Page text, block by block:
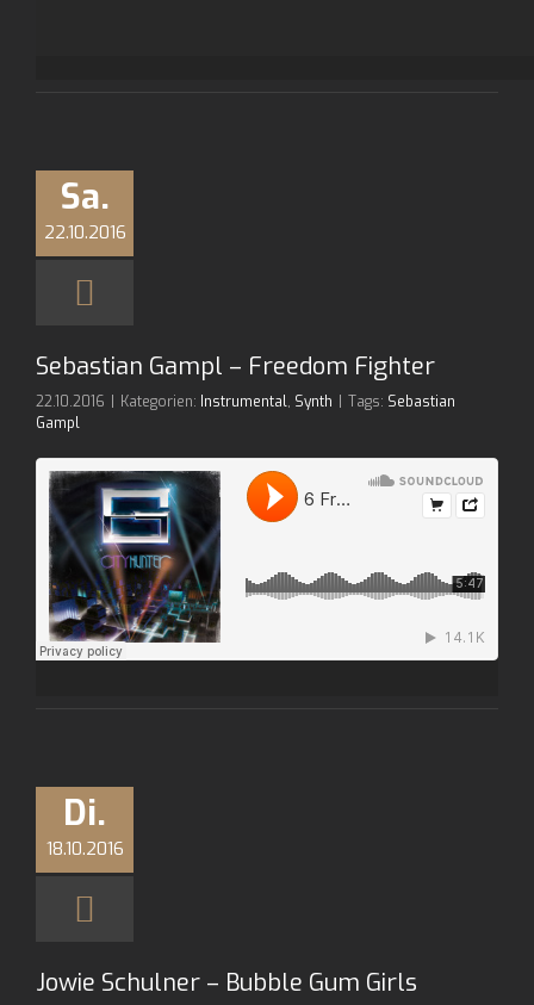
Sa.
22.10.2016
Sebastian Gampl – Freedom Fighter
22.10.2016 Kategorien: Instrumental, Synth Tags: Sebastian
Gampl
Di.
18.10.2016
Jowie Schulner – Bubble Gum Girls